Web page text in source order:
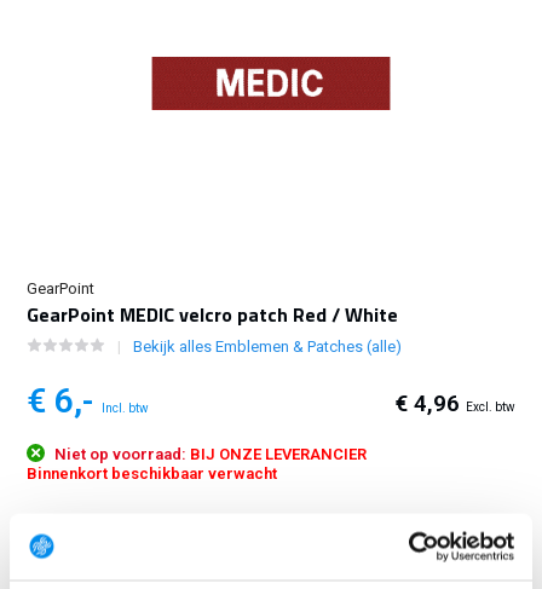
GearPoint
GearPoint MEDIC velcro patch Red / White
Bekijk alles Emblemen & Patches (alle)
€ 6,- Incl. btw € 4,96 Excl. btw
Niet op voorraad: BIJ ONZE LEVERANCIER
Binnenkort beschikbaar verwacht